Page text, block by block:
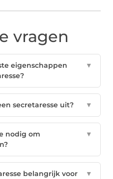
vragen
eigenschappen
▼
secretaresse uit? ▼
nodig om
▼
belangrijk voor
▼